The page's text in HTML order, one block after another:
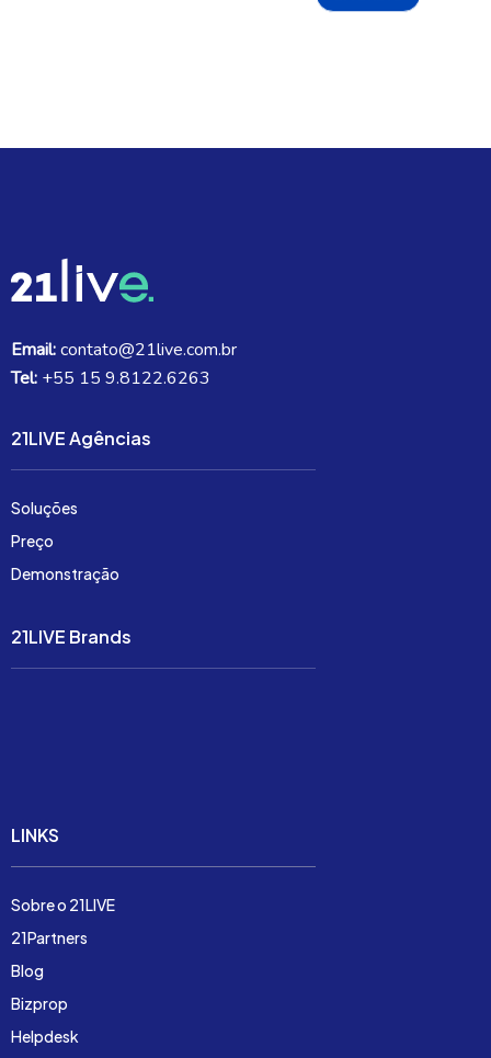
Email:contato@21live.com.br
Tel: +55 15 9.8122.6263
21LIVE Agências
Soluções
Preço
Demonstração
21LIVE Brands
LINKS
Sobre o 21LIVE
21Partners
Blog
Bizprop
Helpdesk